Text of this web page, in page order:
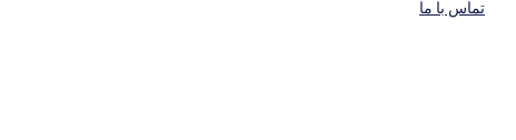
تماس با ما